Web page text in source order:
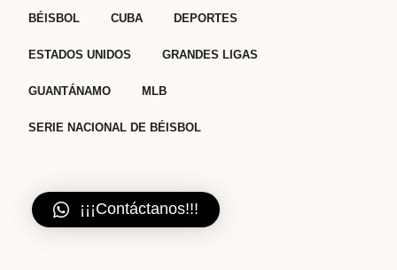
BÉISBOL CUBA DEPORTES
ESTADOS UNIDOS GRANDES LIGAS
GUANTÁNAMO MLB
SERIE NACIONAL DE BÉISBOL
¡¡¡Contáctanos!!!